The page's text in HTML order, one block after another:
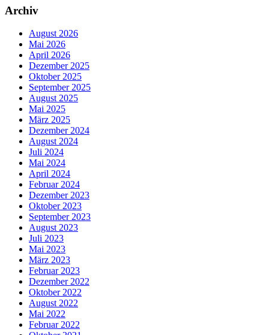
Archiv
August 2026
Mai 2026
April 2026
Dezember 2025
Oktober 2025
September 2025
August 2025
Mai 2025
März 2025
Dezember 2024
August 2024
Juli 2024
Mai 2024
April 2024
Februar 2024
Dezember 2023
Oktober 2023
September 2023
August 2023
Juli 2023
Mai 2023
März 2023
Februar 2023
Dezember 2022
Oktober 2022
August 2022
Mai 2022
Februar 2022